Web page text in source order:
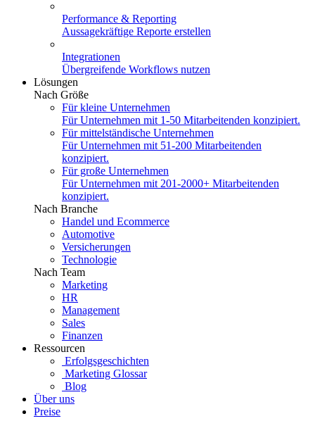
Performance & Reporting
Aussagekräftige Reporte erstellen
Integrationen
Übergreifende Workflows nutzen
Lösungen
Nach Größe
Für kleine Unternehmen
Für Unternehmen mit 1-50 Mitarbeitenden konzipiert.
Für mittelständische Unternehmen
Für Unternehmen mit 51-200 Mitarbeitenden
konzipiert.
Für große Unternehmen
Für Unternehmen mit 201-2000+ Mitarbeitenden
konzipiert.
Nach Branche
Handel und Ecommerce
Automotive
Versicherungen
Technologie
Nach Team
Marketing
HR
Management
Sales
Finanzen
Ressourcen
Erfolgsgeschichten
Marketing Glossar
Blog
Über uns
Preise